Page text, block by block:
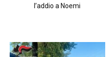
l’addio a Noemi